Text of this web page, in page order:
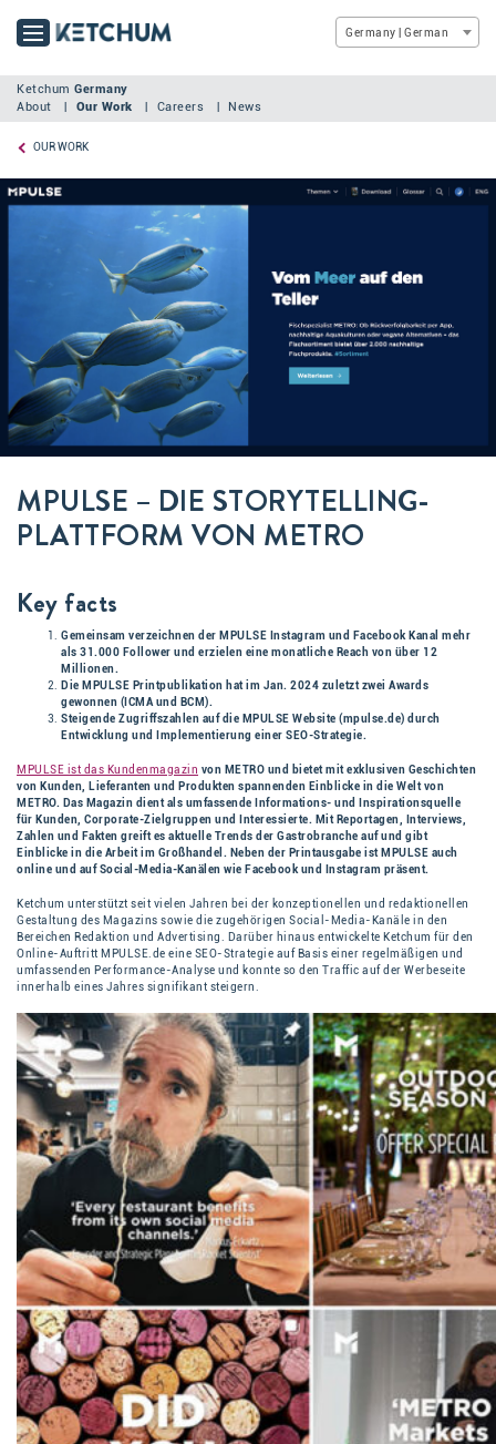
Germany | German
Ketchum Germany
About
Our Work Careers News
OUR WORK
MPULSE – DIE STORYTELLING-
PLATTFORM VON METRO
Key facts
Gemeinsam verzeichnen der MPULSE Instagram und Facebook Kanal mehr
als 31.000 Follower und erzielen eine monatliche Reach von über 12
Millionen.
Die MPULSE Printpublikation hat im Jan. 2024 zuletzt zwei Awards
gewonnen (ICMA und BCM).
Steigende Zugriffszahlen auf die MPULSE Website (mpulse.de) durch
Entwicklung und Implementierung einer SEO-Strategie.
MPULSE ist das Kundenmagazin von METRO und bietet mit exklusiven Geschichten
von Kunden, Lieferanten und Produkten spannenden Einblicke in die Welt von
METRO. Das Magazin dient als umfassende Informations- und Inspirationsquelle
für Kunden, Corporate-Zielgruppen und Interessierte. Mit Reportagen, Interviews,
Zahlen und Fakten greift es aktuelle Trends der Gastrobranche auf und gibt
Einblicke in die Arbeit im Großhandel. Neben der Printausgabe ist MPULSE auch
online und auf Social-Media-Kanälen wie Facebook und Instagram präsent.
Ketchum unterstützt seit vielen Jahren bei der konzeptionellen und redaktionellen
Gestaltung des Magazins sowie die zugehörigen Social-Media-Kanäle in den
Bereichen Redaktion und Advertising. Darüber hinaus entwickelte Ketchum für den
Online-Auftritt MPULSE.de eine SEO-Strategie auf Basis einer regelmäßigen und
umfassenden Performance-Analyse und konnte so den Traffic auf der Werbeseite
innerhalb eines Jahres signifikant steigern.